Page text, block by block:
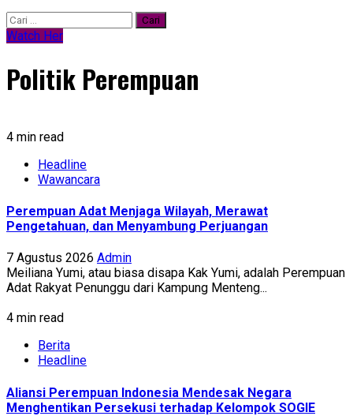
Cari
untuk:
Watch Her
Politik Perempuan
4 min read
Headline
Wawancara
Perempuan Adat Menjaga Wilayah, Merawat
Pengetahuan, dan Menyambung Perjuangan
7 Agustus 2026 Admin
Meiliana Yumi, atau biasa disapa Kak Yumi, adalah Perempuan
Adat Rakyat Penunggu dari Kampung Menteng...
4 min read
Berita
Headline
Aliansi Perempuan Indonesia Mendesak Negara
Menghentikan Persekusi terhadap Kelompok SOGIE